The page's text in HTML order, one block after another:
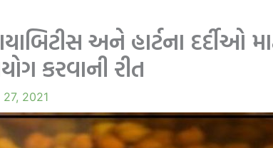
અને હાર્ટના દર્દીઓ
કરવાની રીત
2021